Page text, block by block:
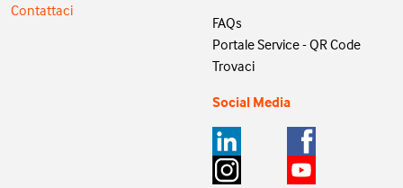
Contattaci
FAQs
Portale Service - QR Code
Trovaci
Social Media